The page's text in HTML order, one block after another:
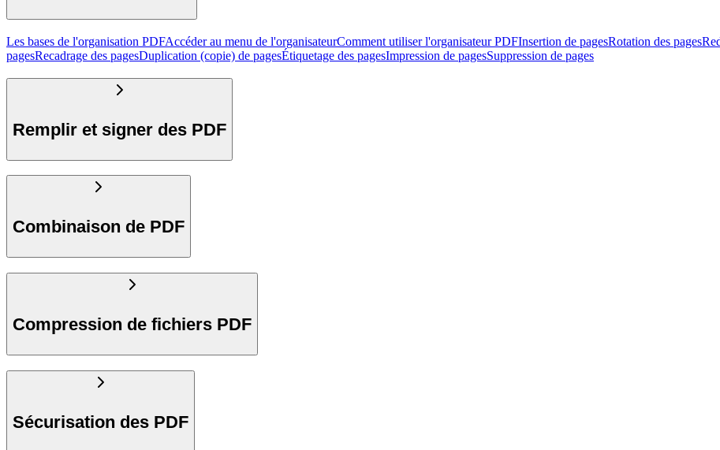
Les bases de l'organisation PDFAccéder au menu de l'organisateurComment utiliser l'organisateur PDFInsertion de pagesRotation des pages
pagesRecadrage des pagesDuplication (copie) de pagesÉtiquetage des pagesImpression de pagesSuppression de pages
Remplir et signer des PDF
Combinaison de PDF
Compression de fichiers PDF
Sécurisation des PDF